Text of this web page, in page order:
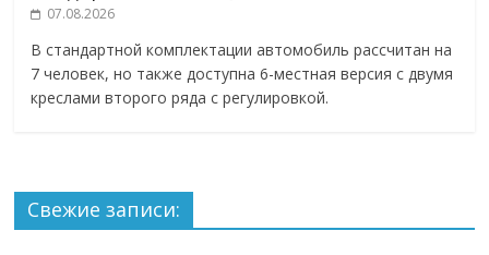
07.08.2026
В стандартной комплектации автомобиль рассчитан на
7 человек, но также доступна 6-местная версия с двумя
креслами второго ряда с регулировкой.
Свежие записи: